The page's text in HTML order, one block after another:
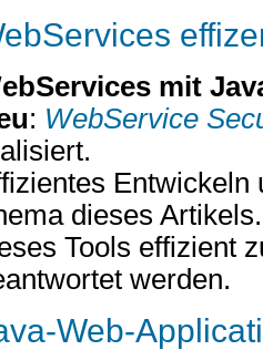
mit
: WebService
Entwickeln
dieses
Tools effizient
werden.
Web-